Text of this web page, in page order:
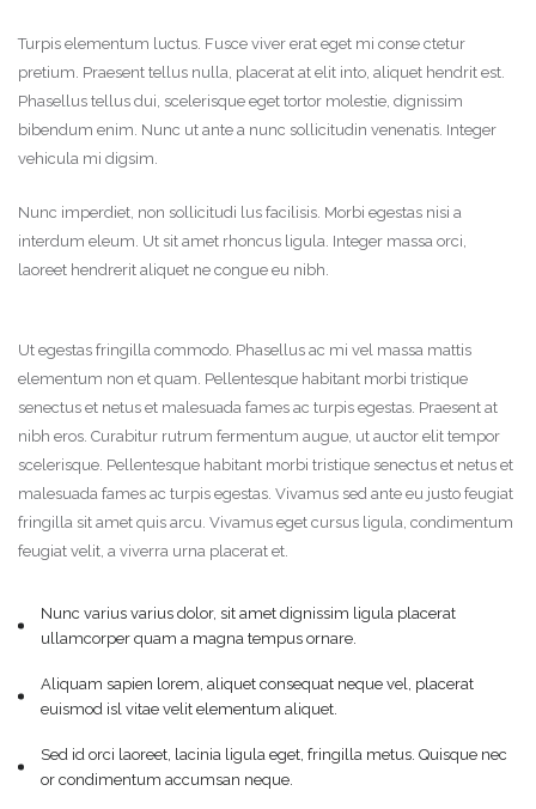
Turpis elementum luctus. Fusce viver erat eget mi conse ctetur
pretium. Praesent tellus nulla, placerat at elit into, aliquet hendrit est.
Phasellus tellus dui, scelerisque eget tortor molestie, dignissim
bibendum enim. Nunc ut ante a nunc sollicitudin venenatis. Integer
vehicula mi digsim.
Nunc imperdiet, non sollicitudi lus facilisis. Morbi egestas nisi a
interdum eleum. Ut sit amet rhoncus ligula. Integer massa orci,
laoreet hendrerit aliquet ne congue eu nibh.
Ut egestas fringilla commodo. Phasellus ac mi vel massa mattis
elementum non et quam. Pellentesque habitant morbi tristique
senectus et netus et malesuada fames ac turpis egestas. Praesent at
nibh eros. Curabitur rutrum fermentum augue, ut auctor elit tempor
scelerisque. Pellentesque habitant morbi tristique senectus et netus et
malesuada fames ac turpis egestas. Vivamus sed ante eu justo feugiat
fringilla sit amet quis arcu. Vivamus eget cursus ligula, condimentum
feugiat velit, a viverra urna placerat et.
Nunc varius varius dolor, sit amet dignissim ligula placerat
ullamcorper quam a magna tempus ornare.
Aliquam sapien lorem, aliquet consequat neque vel, placerat
euismod isl vitae velit elementum aliquet.
Sed id orci laoreet, lacinia ligula eget, fringilla metus. Quisque nec
or condimentum accumsan neque.